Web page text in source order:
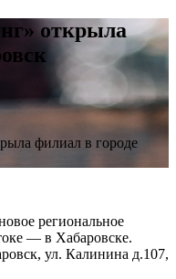
открыла
филиал в городе
региональное
— в Хабаровске.
ул. Калинина д.107,